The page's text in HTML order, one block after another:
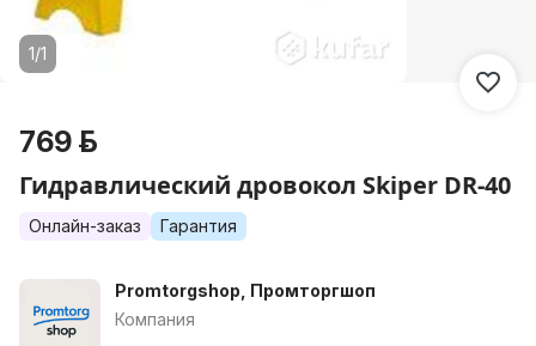
1/1
769 р.
Гидравлический дровокол Skiper DR-40
Онлайн-заказ Гарантия
Promtorgshop, Промторгшоп
Компания